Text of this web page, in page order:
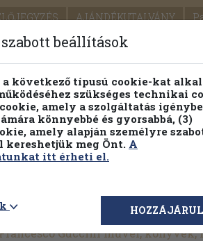
AJÁNDÉKUTALVÁNY
ÁRAINK FENNTARTHATÓ
Részletes kereső Témaköri fa
Guccini művei,
beállítások
következő típusú cookie-kat
szükséges technikai
amely a szolgáltatás
könnyebbé és gyorsabbá, (3)
amely alapján személyre
meg Önt. A
itt érheti el.